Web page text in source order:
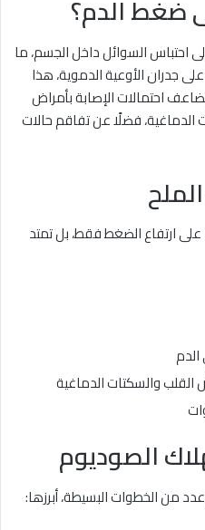
ضغط الدم؟
احتباس السوائل داخل الجسم، ما
جدران الأوعية الدموية، هذا
احتمالات الإصابة بأمراض
الدماغية، فضلًا عن تفاقم حالات
على ارتفاع الضغط فقط، بل تمتد
القلب والسكتات الدماغية
الصوديوم
من الخطوات البسيطة، أبرزها: